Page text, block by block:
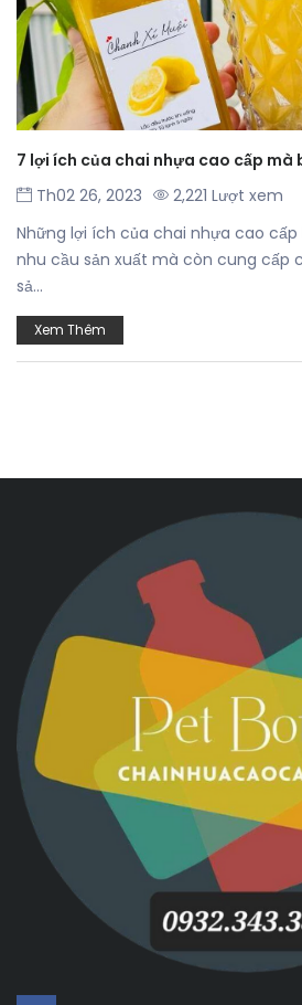
7 lợi ích của chai nhựa cao cấp mà
Th02 26, 2023
2,221 Lượt xem
Những lợi ích của chai nhựa cao
nhu cầu sản xuất mà còn cung cấp
sả...
Xem Thêm